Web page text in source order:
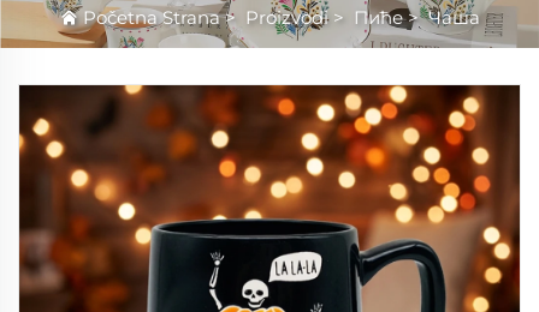
Početna Strana> Proizvodi> Пиће>Чаша